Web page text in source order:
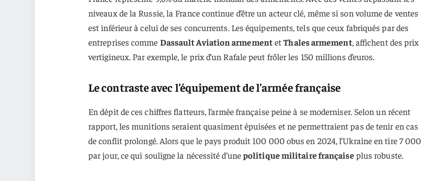
niveaux de la Russie, la France continue d’être un acteur clé, même si son volume de ventes
est inférieur à celui de ses concurrents. Les équipements, tels que ceux fabriqués par des
entreprises comme Dassault Aviation armementetThales armement, affichent des prix
vertigineux. Par exemple, le prix d’un Rafale peut frôler les 150 millions d’euros.
Le contraste avec l’équipement de l’armée française
En dépit de ces chiffres flatteurs, l’armée française peine à se moderniser. Selon un récent
rapport, les munitions seraient quasiment épuisées et ne permettraient pas de tenir en cas
de conflit prolongé. Alors que le pays produit 100 000 obus en 2024, l’Ukraine en tire 7 000
par jour, ce qui souligne la nécessité d’unepolitique militaire françaiseplus robuste.